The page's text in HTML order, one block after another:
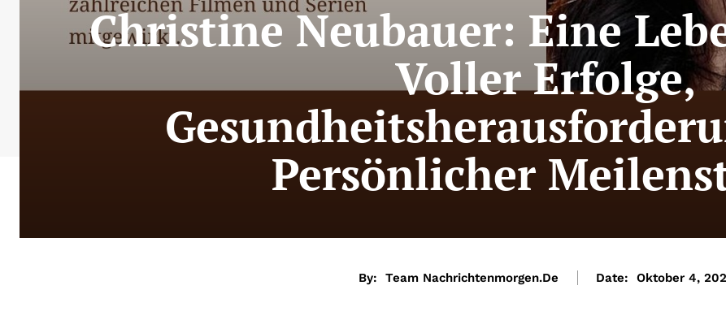
Christine Neubauer: Eine
Voller Erfolge,
Persönlicher
By: Team Nachrichtenmorgen.de Date: Oktober 4,